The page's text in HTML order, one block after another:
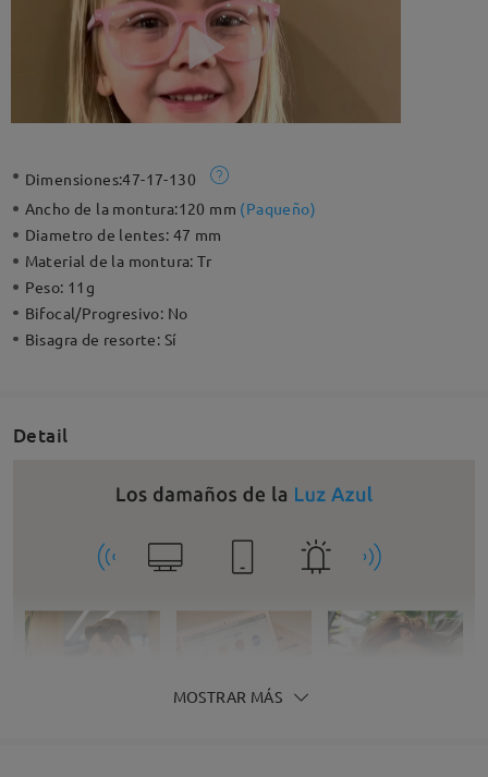
Dimensiones:47-17-130
Ancho de la montura:120 mm (Paqueño)
Diametro de lentes: 47 mm
Material de la montura:Tr
Peso: 11g
Bifocal/Progresivo: No
Bisagra de resorte: Sí
Detail
MOSTRAR MÁS